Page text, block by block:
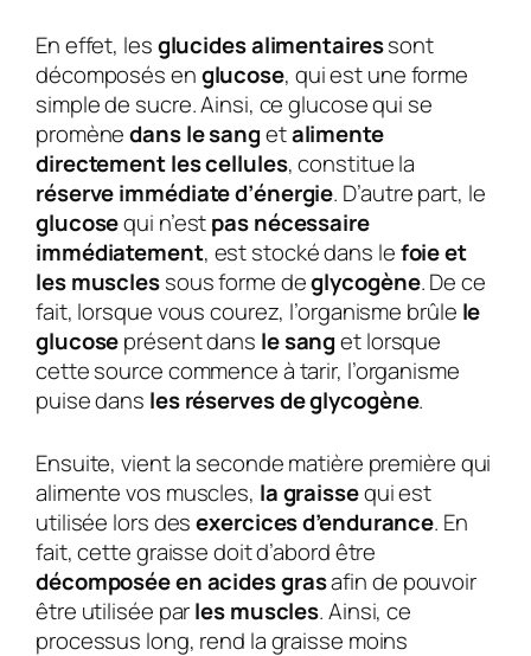
En effet, lesglucides alimentairessont
décomposés englucose, qui est une forme
simple de sucre. Ainsi, ce glucose qui se
promènedans le sangetalimente
directement les cellules, constitue la
réserve immédiate d’énergie. D’autre part, le
glucosequi n’estpas nécessaire
immédiatement, est stocké dans lefoie et
les musclessous forme deglycogène. De ce
fait, lorsque vous courez, l’organisme brûle le
glucoseprésent dans le sanget lorsque
cette source commence à tarir, l’organisme
puise dans les réserves de glycogène.
Ensuite, vient la seconde matière première qui
alimente vos muscles, la graissequi est
utilisée lors desexercices d’endurance. En
fait, cette graisse doit d’abord être
décomposée en acides grasafin de pouvoir
être utilisée parles muscles. Ainsi, ce
processus long, rend la graisse moins